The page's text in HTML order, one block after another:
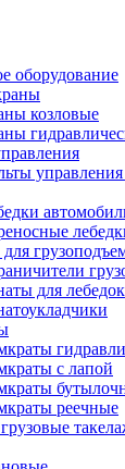
оборудование
козловые
управления
для
для лебедок
с лапой
реечные